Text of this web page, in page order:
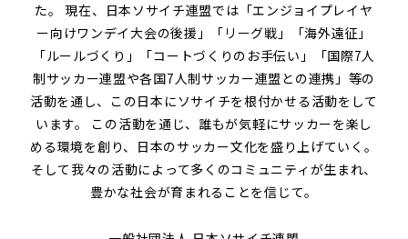
た。
現在、日本ソサイチ連盟では「エンジョイプレイヤ
ー向けワンデイ大会の後援」「リーグ戦」「海外遠征」
「ルールづくり」「コートづくりのお手伝い」「国際7人
制サッカー連盟や各国7人制サッカー連盟との連携」等の
活動を通し、この日本にソサイチを根付かせる活動をして
います。
この活動を通じ、誰もが気軽にサッカーを楽し
める環境を創り、日本のサッカー文化を盛り上げていく。
そして我々の活動によって多くのコミュニティが生まれ、
豊かな社会が育まれることを信じて。